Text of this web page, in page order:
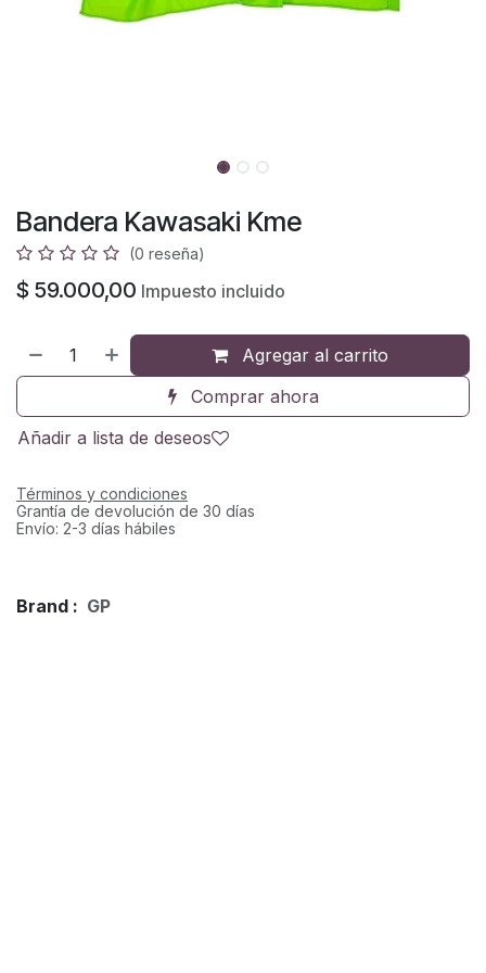
Bandera Kawasaki Kme
(0 reseña)
$ 59.000,00 Impuesto incluido
Agregar al carrito
Comprar ahora
Añadir a lista de deseos
Términos y condiciones
Grantía de devolución de 30 días
Envío: 2-3 días hábiles
Brand : GP